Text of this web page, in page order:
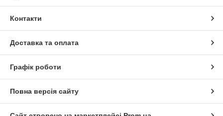
Контакти
Доставка та оплата
Графік роботи
Повна версія сайту